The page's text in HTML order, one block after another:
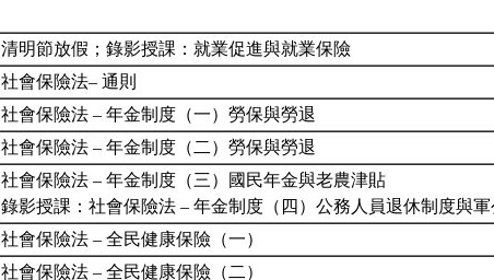
清明節放假；錄影授課：就業促進與就業保險
社會保險法– 通則
社會保險法 – 年金制度（一）勞保與勞退
社會保險法 – 年金制度（二）勞保與勞退
社會保險法 – 年金制度（三）國民年金與老農津貼
錄影授課：社會保險法 – 年金制度（四）公務人員退休制度與
社會保險法 – 全民健康保險（一）
社會保險法 – 全民健康保險（二）